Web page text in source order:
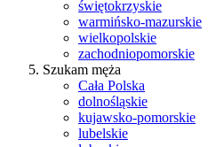
świętokrzyskie
warmińsko-mazurskie
wielkopolskie
zachodniopomorskie
Szukam męża
Cała Polska
dolnośląskie
kujawsko-pomorskie
lubelskie